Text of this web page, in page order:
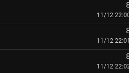
11/12
11/12 22:01
11/12